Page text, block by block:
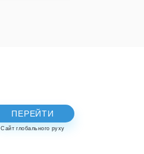
ПЕРЕЙТИ
Сайт глобального руху